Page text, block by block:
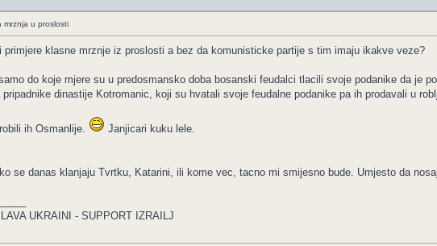
mrznja u proslosti
primjere klasne mrznje iz proslosti a bez da komunisticke partije s tim imaju ikakve veze?
do koje mjere su u predosmansko doba bosanski feudalci tlacili svoje podanike da je
dinastije Kotromanic, koji su hvatali svoje feudalne podanike pa ih prodavali u
ih Osmanlije. Janjicari kuku lele.
se danas klanjaju Tvrtku, Katarini, ili kome vec, tacno mi smijesno bude. Umjesto da
UKRAINI - SUPPORT IZRAILJ